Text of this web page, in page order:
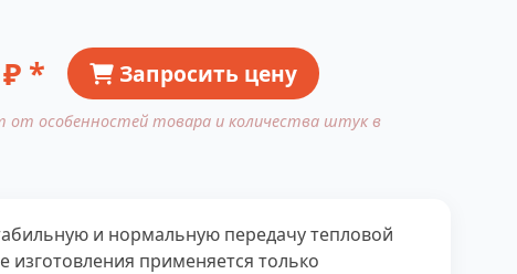
₽ * Запросить цену
от особенностей товара и количества штук в
и нормальную передачу тепловой
применяется только